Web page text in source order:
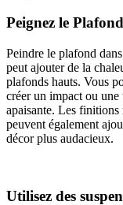
Peignez le Plafond
Peindre le plafond
peut ajouter de la
plafonds hauts. Vous
créer un impact ou
apaisante. Les finitions
peuvent également
décor plus audacieux.
Utilisez des